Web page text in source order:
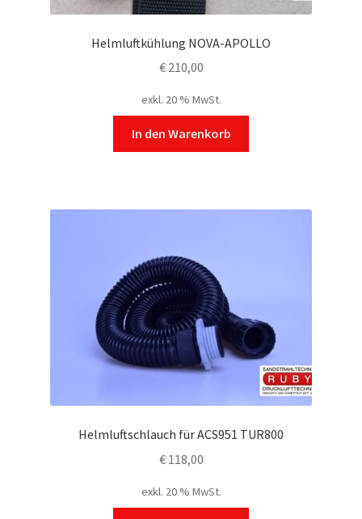
Helmluftkühlung NOVA-APOLLO
€210,00
exkl. 20 % MwSt.
In den Warenkorb
Helmluftschlauch für ACS951 TUR800
€118,00
exkl. 20 % MwSt.